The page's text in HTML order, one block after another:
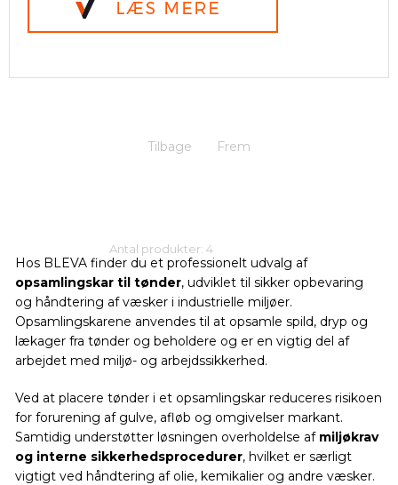
Tilbage Frem
Antal produkter: 4
Hos BLEVA finder du et professionelt udvalg af
opsamlingskar til tønder, udviklet til sikker opbevaring
og håndtering af væsker i industrielle miljøer.
Opsamlingskarene anvendes til at opsamle spild, dryp og
lækager fra tønder og beholdere og er en vigtig del af
arbejdet med miljø- og arbejdssikkerhed.
Ved at placere tønder i et opsamlingskar reduceres risikoen
for forurening af gulve, afløb og omgivelser markant.
Samtidig understøtter løsningen overholdelse af miljøkrav
og interne sikkerhedsprocedurer, hvilket er særligt
vigtigt ved håndtering af olie, kemikalier og andre væsker.